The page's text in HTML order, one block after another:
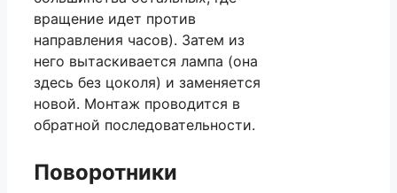
вращение идет против
направления часов). Затем из
него вытаскивается лампа (она
здесь без цоколя) и заменяется
новой. Монтаж проводится в
обратной последовательности.
Поворотники